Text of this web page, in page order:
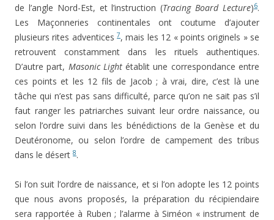
de l’angle Nord-Est, et l’instruction (Tracing Board Lecture)6.
Les Maçonneries continentales ont coutume d’ajouter
plusieurs rites adventices7, mais les 12 « points originels » se
retrouvent constamment dans les rituels authentiques.
D’autre part, Masonic Lightétablit une correspondance entre
ces points et les 12 fils de Jacob ; à vrai, dire, c’est là une
tâche qui n’est pas sans difficulté, parce qu’on ne sait pas s’il
faut ranger les patriarches suivant leur ordre naissance, ou
selon l’ordre suivi dans les bénédictions de la Genèse et du
Deutéronome, ou selon l’ordre de campement des tribus
dans le désert 8.
Si l’on suit l’ordre de naissance, et si l’on adopte les 12 points
que nous avons proposés, la préparation du récipiendaire
sera rapportée à Ruben ; l’alarme à Siméon « instrument de